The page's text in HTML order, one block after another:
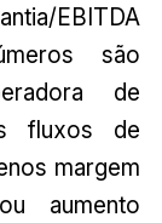
EBITDA
são
de
fluxos de
margem
aumento